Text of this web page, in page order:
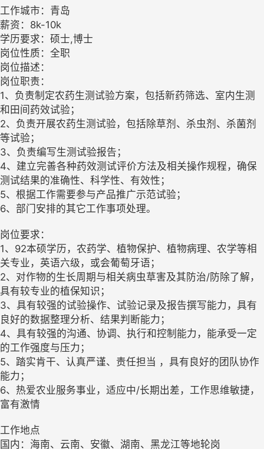
工作城市：青岛
薪资：8k-10k
学历要求：硕士,博士
岗位性质：全职
岗位描述：
岗位职责：
1、负责制定农药生测试验方案，包括新药筛选、室内生测
和田间药效试验；
2、负责开展农药生测试验，包括除草剂、杀虫剂、杀菌剂
等试验；
3、负责编写生测试验报告；
4、建立完善各种药效测试评价方法及相关操作规程，确保
测试结果的准确性、科学性、有效性；
5、根据工作需要参与产品推广示范试验；
6、部门安排的其它工作事项处理。
岗位要求：
1、92本硕学历，农药学、植物保护、植物病理、农学等相
关专业，英语六级，或会葡萄牙语；
2、对作物的生长周期与相关病虫草害及其防治/防除了解，
具有较专业的植保知识；
3、具有较强的试验操作、试验记录及报告撰写能力，具有
良好的数据整理分析、结果判断能力；
4、具有较强的沟通、协调、执行和控制能力，能承受一定
的工作强度与压力；
5、踏实肯干、认真严谨、责任担当 ，具有良好的团队协作
能力；
6、热爱农业服务事业，适应中/长期出差，工作思维敏捷，
富有激情
工作地点
国内：海南、云南、安徽、湖南、黑龙江等地轮岗